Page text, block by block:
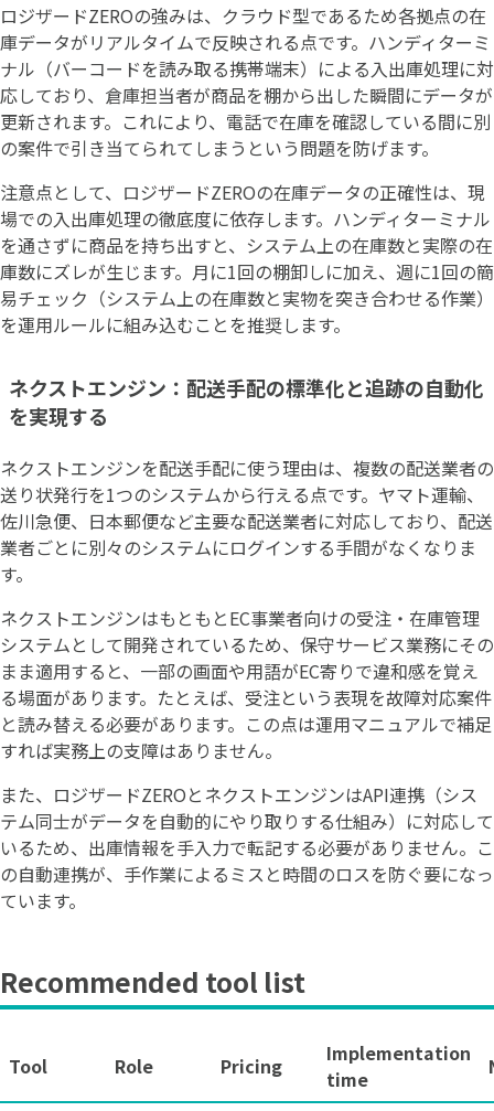
ロジザードZEROの強みは、クラウド型であるため各拠点の在
庫データがリアルタイムで反映される点です。ハンディターミ
ナル（バーコードを読み取る携帯端末）による入出庫処理に対
応しており、倉庫担当者が商品を棚から出した瞬間にデータが
更新されます。これにより、電話で在庫を確認している間に別
の案件で引き当てられてしまうという問題を防げます。
注意点として、ロジザードZEROの在庫データの正確性は、現
場での入出庫処理の徹底度に依存します。ハンディターミナル
を通さずに商品を持ち出すと、システム上の在庫数と実際の在
庫数にズレが生じます。月に1回の棚卸しに加え、週に1回の簡
易チェック（システム上の在庫数と実物を突き合わせる作業）
を運用ルールに組み込むことを推奨します。
ネクストエンジン：配送手配の標準化と追跡の自動化
を実現する
ネクストエンジンを配送手配に使う理由は、複数の配送業者の
送り状発行を1つのシステムから行える点です。ヤマト運輸、
佐川急便、日本郵便など主要な配送業者に対応しており、配送
業者ごとに別々のシステムにログインする手間がなくなりま
す。
ネクストエンジンはもともとEC事業者向けの受注・在庫管理
システムとして開発されているため、保守サービス業務にその
まま適用すると、一部の画面や用語がEC寄りで違和感を覚え
る場面があります。たとえば、受注という表現を故障対応案件
と読み替える必要があります。この点は運用マニュアルで補足
すれば実務上の支障はありません。
また、ロジザードZEROとネクストエンジンはAPI連携（シス
テム同士がデータを自動的にやり取りする仕組み）に対応して
いるため、出庫情報を手入力で転記する必要がありません。こ
の自動連携が、手作業によるミスと時間のロスを防ぐ要になっ
ています。
Recommended tool list
Tool Role Pricing
Implementation
time